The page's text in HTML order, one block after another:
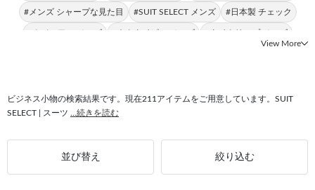
#メンズ シャープな見た目 #SUIT SELECT メンズ #日本製 チェック
#カジュアル メンズ #ネクタイピン メンズ #タイクリップ メンズ
#カフス メンズ #カフス 袖口
View More
ビジネス小物の検索結果です。現在211アイテムをご用意しています。SUIT
SELECT | スーツ
...続きを読む
並び替え 絞り込む